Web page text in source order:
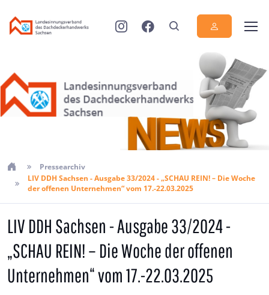
Pressearchiv
LIV DDH Sachsen - Ausgabe 33/2024 - „SCHAU REIN! – Die Woche
der offenen Unternehmen“ vom 17.-22.03.2025
LIV DDH Sachsen - Ausgabe 33/2024 -
„SCHAU REIN! – Die Woche der offenen
Unternehmen“ vom 17.-22.03.2025